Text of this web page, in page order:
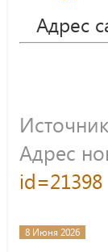
Адрес
Адрес
id=21398
8 Июня 2026